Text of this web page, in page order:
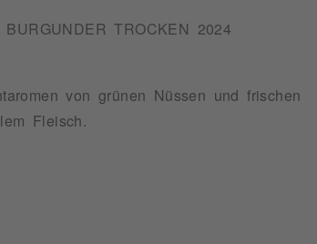
TROCKEN 2024
von grünen Nüssen und frischen
Fleisch.